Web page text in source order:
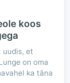
koos
uudis, et
on oma
ka täna